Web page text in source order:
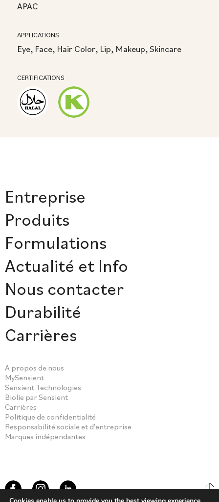
APAC
APPLICATIONS
Eye, Face, Hair Color, Lip, Makeup, Skincare
CERTIFICATIONS
Entreprise
Produits
Formulations
Actualité et Info
Nous contacter
Durabilité
Carrières
A propos de nous
MySensient
Sensient Technologies
Biolie par Sensient
Carrières
Politique de confidentialité
Responsabilité sociale et d'entreprise
Marques indépendantes